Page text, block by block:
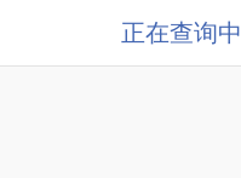
正在查询中